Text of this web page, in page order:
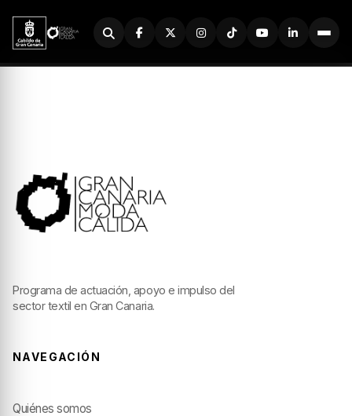
Buscador
Programa de actuación, apoyo e impulso del
sector textil en Gran Canaria.
NAVEGACIÓN
Quiénes somos